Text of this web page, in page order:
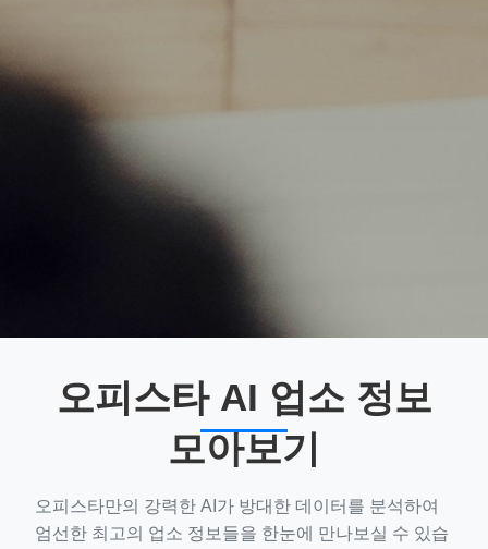
오피스타 AI 업소 정보
모아보기
오피스타만의 강력한 AI가 방대한 데이터를 분석하여
엄선한 최고의 업소 정보들을 한눈에 만나보실 수 있습